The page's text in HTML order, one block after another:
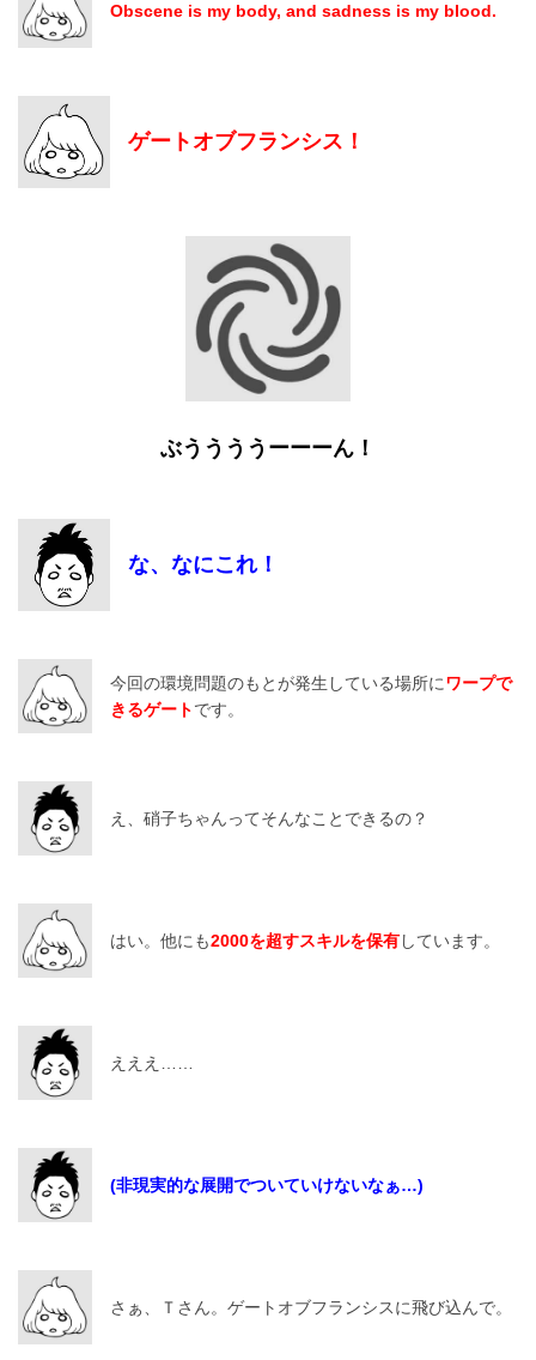
Obscene is my body, and sadness is my blood.
ゲートオブフランシス！
ぶううううーーーん！
な、なにこれ！
今回の環境問題のもとが発生している場所にワープで
きるゲートです。
え、硝子ちゃんってそんなことできるの？
はい。他にも2000を超すスキルを保有しています。
えええ……
(非現実的な展開でついていけないなぁ…)
さぁ、Ｔさん。ゲートオブフランシスに飛び込んで。